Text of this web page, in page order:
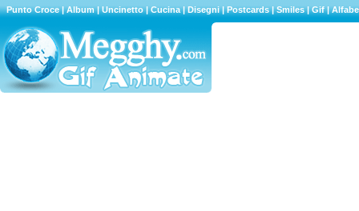
Punto Croce|Album|Uncinetto|Cucina|Disegni|Postcards|Smiles|Gif|